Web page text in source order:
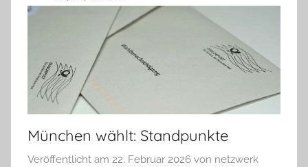
München wählt: Standpunkte
Veröffentlicht am 22. Februar 2026 von netzwerk